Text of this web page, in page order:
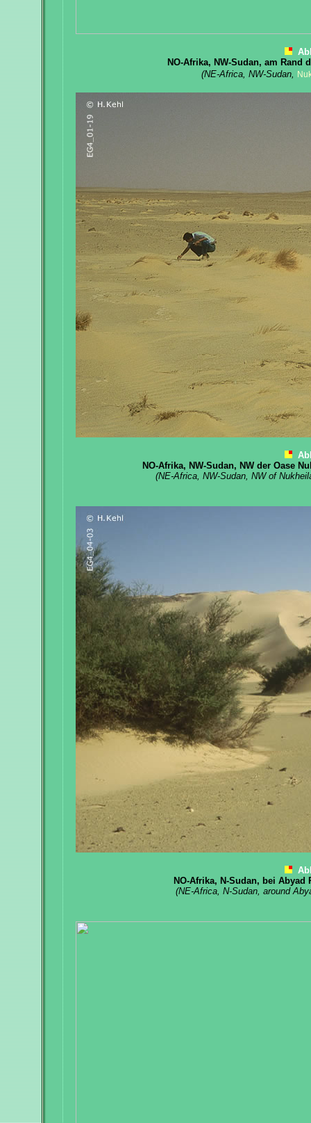
NO-Afrika, NW-Sudan, am Rand
(NE-Africa, NW-Sudan,
NO-Afrika, NW-Sudan, NW der Oase
(NE-Africa, NW-Sudan, NW of
NO-Afrika, N-Sudan, bei
(NE-Africa, N-Sudan, around